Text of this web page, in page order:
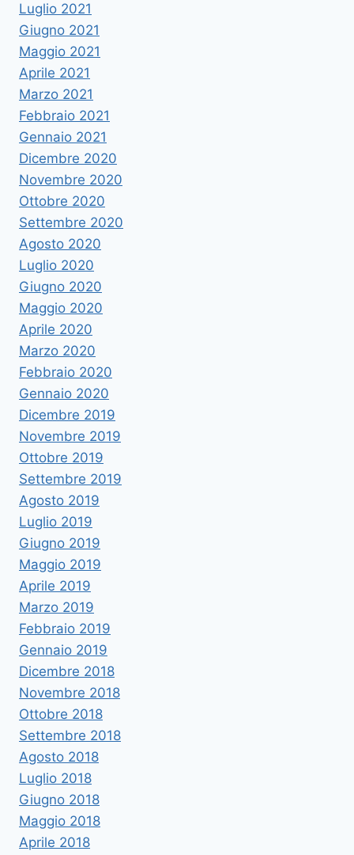
Luglio 2021
Giugno 2021
Maggio 2021
Aprile 2021
Marzo 2021
Febbraio 2021
Gennaio 2021
Dicembre 2020
Novembre 2020
Ottobre 2020
Settembre 2020
Agosto 2020
Luglio 2020
Giugno 2020
Maggio 2020
Aprile 2020
Marzo 2020
Febbraio 2020
Gennaio 2020
Dicembre 2019
Novembre 2019
Ottobre 2019
Settembre 2019
Agosto 2019
Luglio 2019
Giugno 2019
Maggio 2019
Aprile 2019
Marzo 2019
Febbraio 2019
Gennaio 2019
Dicembre 2018
Novembre 2018
Ottobre 2018
Settembre 2018
Agosto 2018
Luglio 2018
Giugno 2018
Maggio 2018
Aprile 2018